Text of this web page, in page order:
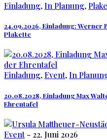
Einladung, In Planung,
24.09.2026, Einladung:
Plakette
Einladung,Event, In
20.08.2028, Einladung Max
Ehrentafel
Event- 22. Juni 2026